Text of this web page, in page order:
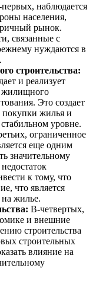
наблюдается
населения,
рынок.
связанные с
нуждаются в
строительства:
и реализует
жилищного
Это создает
покупки жилья и
уровне.
ограниченное
еще одним
значительному
к тому, что
что является
жилье.
В-четвертых,
и внешние
строительства
строительных
влияние на